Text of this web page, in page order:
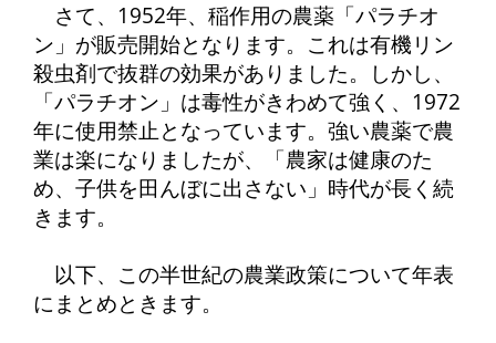
さて、1952年、稲作用の農薬「パラチオ
ン」が販売開始となります。これは有機リン
殺虫剤で抜群の効果がありました。しかし、
「パラチオン」は毒性がきわめて強く、1972
年に使用禁止となっています。強い農薬で農
業は楽になりましたが、「農家は健康のた
め、子供を田んぼに出さない」時代が長く続
きます。
以下、この半世紀の農業政策について年表
にまとめときます。